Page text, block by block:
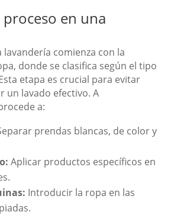
proceso en una
lavandería comienza con la
donde se clasifica según el tipo
etapa es crucial para evitar
un lavado efectivo. A
a:
prendas blancas, de color y
Aplicar productos específicos en
Introducir la ropa en las